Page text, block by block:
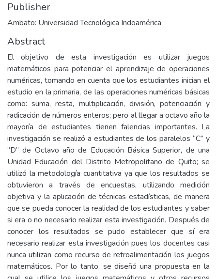
Publisher
Ambato: Universidad Tecnológica Indoamérica
Abstract
El objetivo de esta investigación es utilizar juegos
matemáticos para potenciar el aprendizaje de operaciones
numéricas, tomando en cuenta que los estudiantes inician el
estudio en la primaria, de las operaciones numéricas básicas
como: suma, resta, multiplicación, división, potenciación y
radicación de números enteros; pero al llegar a octavo año la
mayoría de estudiantes tienen falencias importantes. La
investigación se realizó a estudiantes de los paralelos “C” y
“D” de Octavo año de Educación Básica Superior, de una
Unidad Educación del Distrito Metropolitano de Quito; se
utilizó la metodología cuantitativa ya que los resultados se
obtuvieron a través de encuestas, utilizando medición
objetiva y la aplicación de técnicas estadísticas, de manera
que se pueda conocer la realidad de los estudiantes y saber
si era o no necesario realizar esta investigación. Después de
conocer los resultados se pudo establecer que sí era
necesario realizar esta investigación pues los docentes casi
nunca utilizan como recurso de retroalimentación los juegos
matemáticos. Por lo tanto, se diseñó una propuesta en la